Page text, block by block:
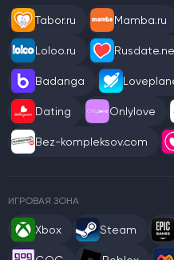
Tabor.ru Mamba.ru
Loloo.ru
Badanga
Dating Onlylove
Bez-kompleksov.com
ИГРОВАЯ ЗОНА
Xbox Steam